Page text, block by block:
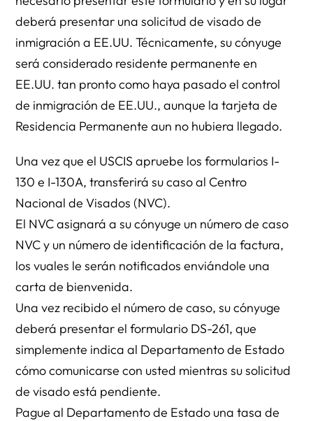
deberá presentar una solicitud de visado de
inmigración a EE.UU. Técnicamente, su cónyuge
será considerado residente permanente en
EE.UU. tan pronto como haya pasado el control
de inmigración de EE.UU., aunque la tarjeta de
Residencia Permanente aun no hubiera llegado.
Una vez que el USCIS apruebe los formularios I-
130 e I-130A, transferirá su caso al Centro
Nacional de Visados (NVC).
El NVC asignará a su cónyuge un número de caso
NVC y un número de identificación de la factura,
los vuales le serán notificados enviándole una
carta de bienvenida.
Una vez recibido el número de caso, su cónyuge
deberá presentar el formulario DS-261, que
simplemente indica al Departamento de Estado
cómo comunicarse con usted mientras su solicitud
de visado está pendiente.
Pague al Departamento de Estado una tasa de